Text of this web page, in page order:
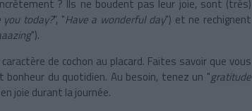
? Ils ne boudent pas leur joie, sont (très)
you today?", "Have a wonderful day") et ne rechignent
").
de cochon au placard. Faites savoir que vous
du quotidien. Au besoin, tenez un "gratitude
joie durant la journée.